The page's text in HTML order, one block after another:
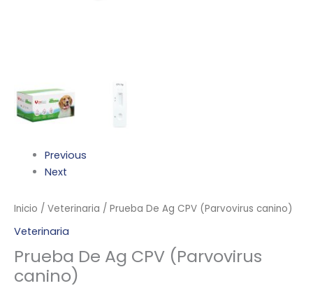
Previous
Next
Inicio / Veterinaria / Prueba De Ag CPV (Parvovirus canino)
Veterinaria
Prueba De Ag CPV (Parvovirus
canino)